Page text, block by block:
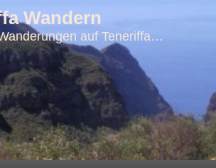
Wandern
auf Teneriffa…